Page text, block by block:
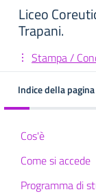
Liceo
Trapani.
Stampa /
Indice della pagina
Cos'è
Come si accede
Programma di